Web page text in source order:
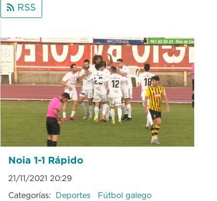
RSS
Noia 1-1 Rápido
21/11/2021 20:29
Categorías: Deportes Fútbol galego